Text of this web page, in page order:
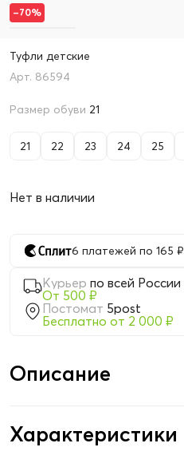
Туфли детские
86594
Размер обуви 21
21 22 23 24 25
Нет в наличии
6 платежей по 165 ₽
Курьер по всей России
От 500 ₽
Постомат 5post
Бесплатно от 2 000 ₽
–70%
Описание
Характеристики